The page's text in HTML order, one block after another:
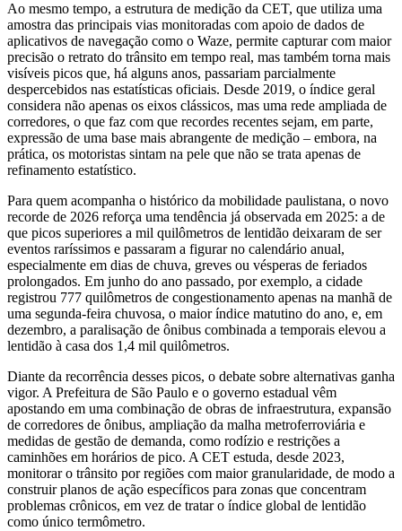
Ao mesmo tempo, a estrutura de medição da CET, que utiliza uma
amostra das principais vias monitoradas com apoio de dados de
aplicativos de navegação como o Waze, permite capturar com maior
precisão o retrato do trânsito em tempo real, mas também torna mais
visíveis picos que, há alguns anos, passariam parcialmente
despercebidos nas estatísticas oficiais. Desde 2019, o índice geral
considera não apenas os eixos clássicos, mas uma rede ampliada de
corredores, o que faz com que recordes recentes sejam, em parte,
expressão de uma base mais abrangente de medição – embora, na
prática, os motoristas sintam na pele que não se trata apenas de
refinamento estatístico.
Para quem acompanha o histórico da mobilidade paulistana, o novo
recorde de 2026 reforça uma tendência já observada em 2025: a de
que picos superiores a mil quilômetros de lentidão deixaram de ser
eventos raríssimos e passaram a figurar no calendário anual,
especialmente em dias de chuva, greves ou vésperas de feriados
prolongados. Em junho do ano passado, por exemplo, a cidade
registrou 777 quilômetros de congestionamento apenas na manhã de
uma segunda‑feira chuvosa, o maior índice matutino do ano, e, em
dezembro, a paralisação de ônibus combinada a temporais elevou a
lentidão à casa dos 1,4 mil quilômetros.
Diante da recorrência desses picos, o debate sobre alternativas ganha
vigor. A Prefeitura de São Paulo e o governo estadual vêm
apostando em uma combinação de obras de infraestrutura, expansão
de corredores de ônibus, ampliação da malha metroferroviária e
medidas de gestão de demanda, como rodízio e restrições a
caminhões em horários de pico. A CET estuda, desde 2023,
monitorar o trânsito por regiões com maior granularidade, de modo a
construir planos de ação específicos para zonas que concentram
problemas crônicos, em vez de tratar o índice global de lentidão
como único termômetro.